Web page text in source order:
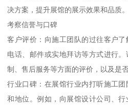
决方案，提升展馆的展示效果和品质。
考察信誉与口碑
客户评价：向施工团队的过往客户
电话、邮件或实地拜访等方式进行
制、售后服务等方面的评价，以及是
行业口碑：在展馆行业内打听施工
和地位。例如，向展馆设计公司、